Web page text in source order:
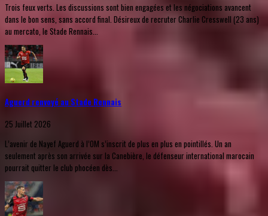
Trois feux verts. Les discussions sont bien engagées et les négociations avancent
dans le bon sens, sans accord final. Désireux de recruter Charlie Cresswell (23 ans)
au mercato, le Stade Rennais...
Aguerd renvoyé au Stade Rennais
25 Juillet 2026
L’avenir de Nayef Aguerd à l’OM s’inscrit de plus en plus en pointillés. Un an
seulement après son arrivée sur la Canebière, le défenseur international marocain
pourrait quitter le club phocéen dès...